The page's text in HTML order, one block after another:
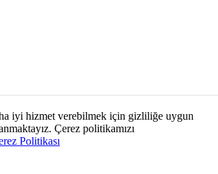
iyi hizmet verebilmek için gizliliğe uygun
Çerez politikamızı
Politikası